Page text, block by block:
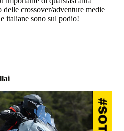
delle crossover/adventure medie
italiane sono sul podio!